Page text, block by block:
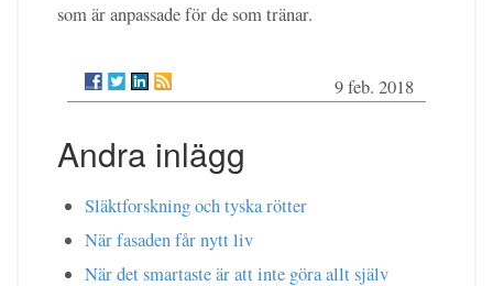
som är anpassade för de som tränar.
9 feb. 2018
Andra inlägg
Släktforskning och tyska rötter
När fasaden får nytt liv
När det smartaste är att inte göra allt själv